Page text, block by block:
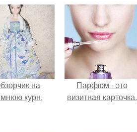
на
курн.
Парфюм - это
визитная карточка.